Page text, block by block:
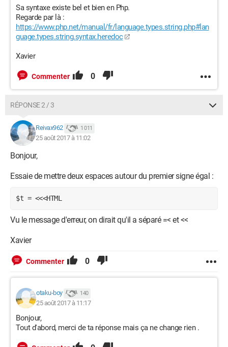
Sa syntaxe existe bel et bien en Php.
Regarde par là :
https://www.php.net/manual/fr/language.types.string.php#lan
guage.types.string.syntax.heredoc
Xavier
Commenter 0
RÉPONSE 2 / 3
Reivax962 1 011
25 août 2017 à 11:02
Bonjour,
Essaie de mettre deux espaces autour du premier signe égal :
$t = <<<HTML
Vu le message d'erreur, on dirait qu'il a séparé =< et <<
Xavier
Commenter 0
otaku-boy 140
25 août 2017 à 11:17
Bonjour,
Tout d'abord, merci de ta réponse mais ça ne change rien .